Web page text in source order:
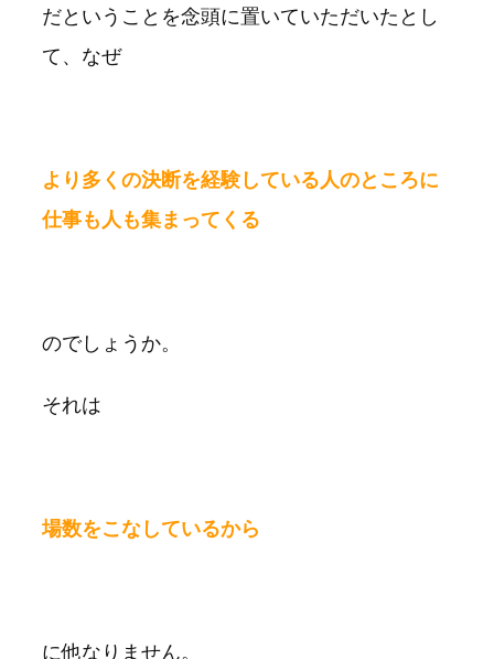
だということを念頭に置いていただいたとし
て、なぜ
より多くの決断を経験している人のところに
仕事も人も集まってくる
のでしょうか。
それは
場数をこなしているから
に他なりません。